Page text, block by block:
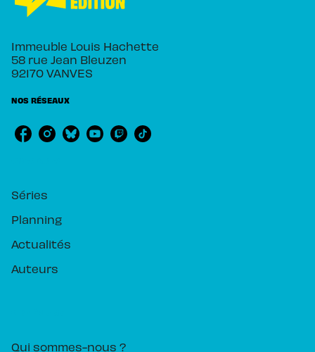
Immeuble Louis Hachette
58 rue Jean Bleuzen
92170 VANVES
NOS RÉSEAUX
Séries
Planning
Actualités
Auteurs
Qui sommes-nous ?